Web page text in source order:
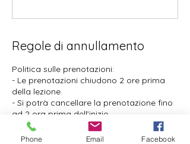
Regole di annullamento
Politica sulle prenotazioni:
- Le prenotazioni chiudono 2 ore prima
della lezione.
- Si potrà cancellare la prenotazione fino
ad 2 ora prima dell’inizio.
- Si potrà riprogrammare la prenotazione
fino a 2 ora prima dell’inizio.
Phone Email Facebook